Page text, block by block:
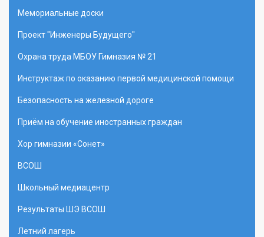
Мемориальные доски
Проект "Инженеры Будущего"
Охрана труда МБОУ Гимназия № 21
Инструктаж по оказанию первой медицинской помощи
Безопасность на железной дороге
Приём на обучение иностранных граждан
Хор гимназии «Сонет»
ВСОШ
Школьный медиацентр
Результаты ШЭ ВСОШ
Летний лагерь